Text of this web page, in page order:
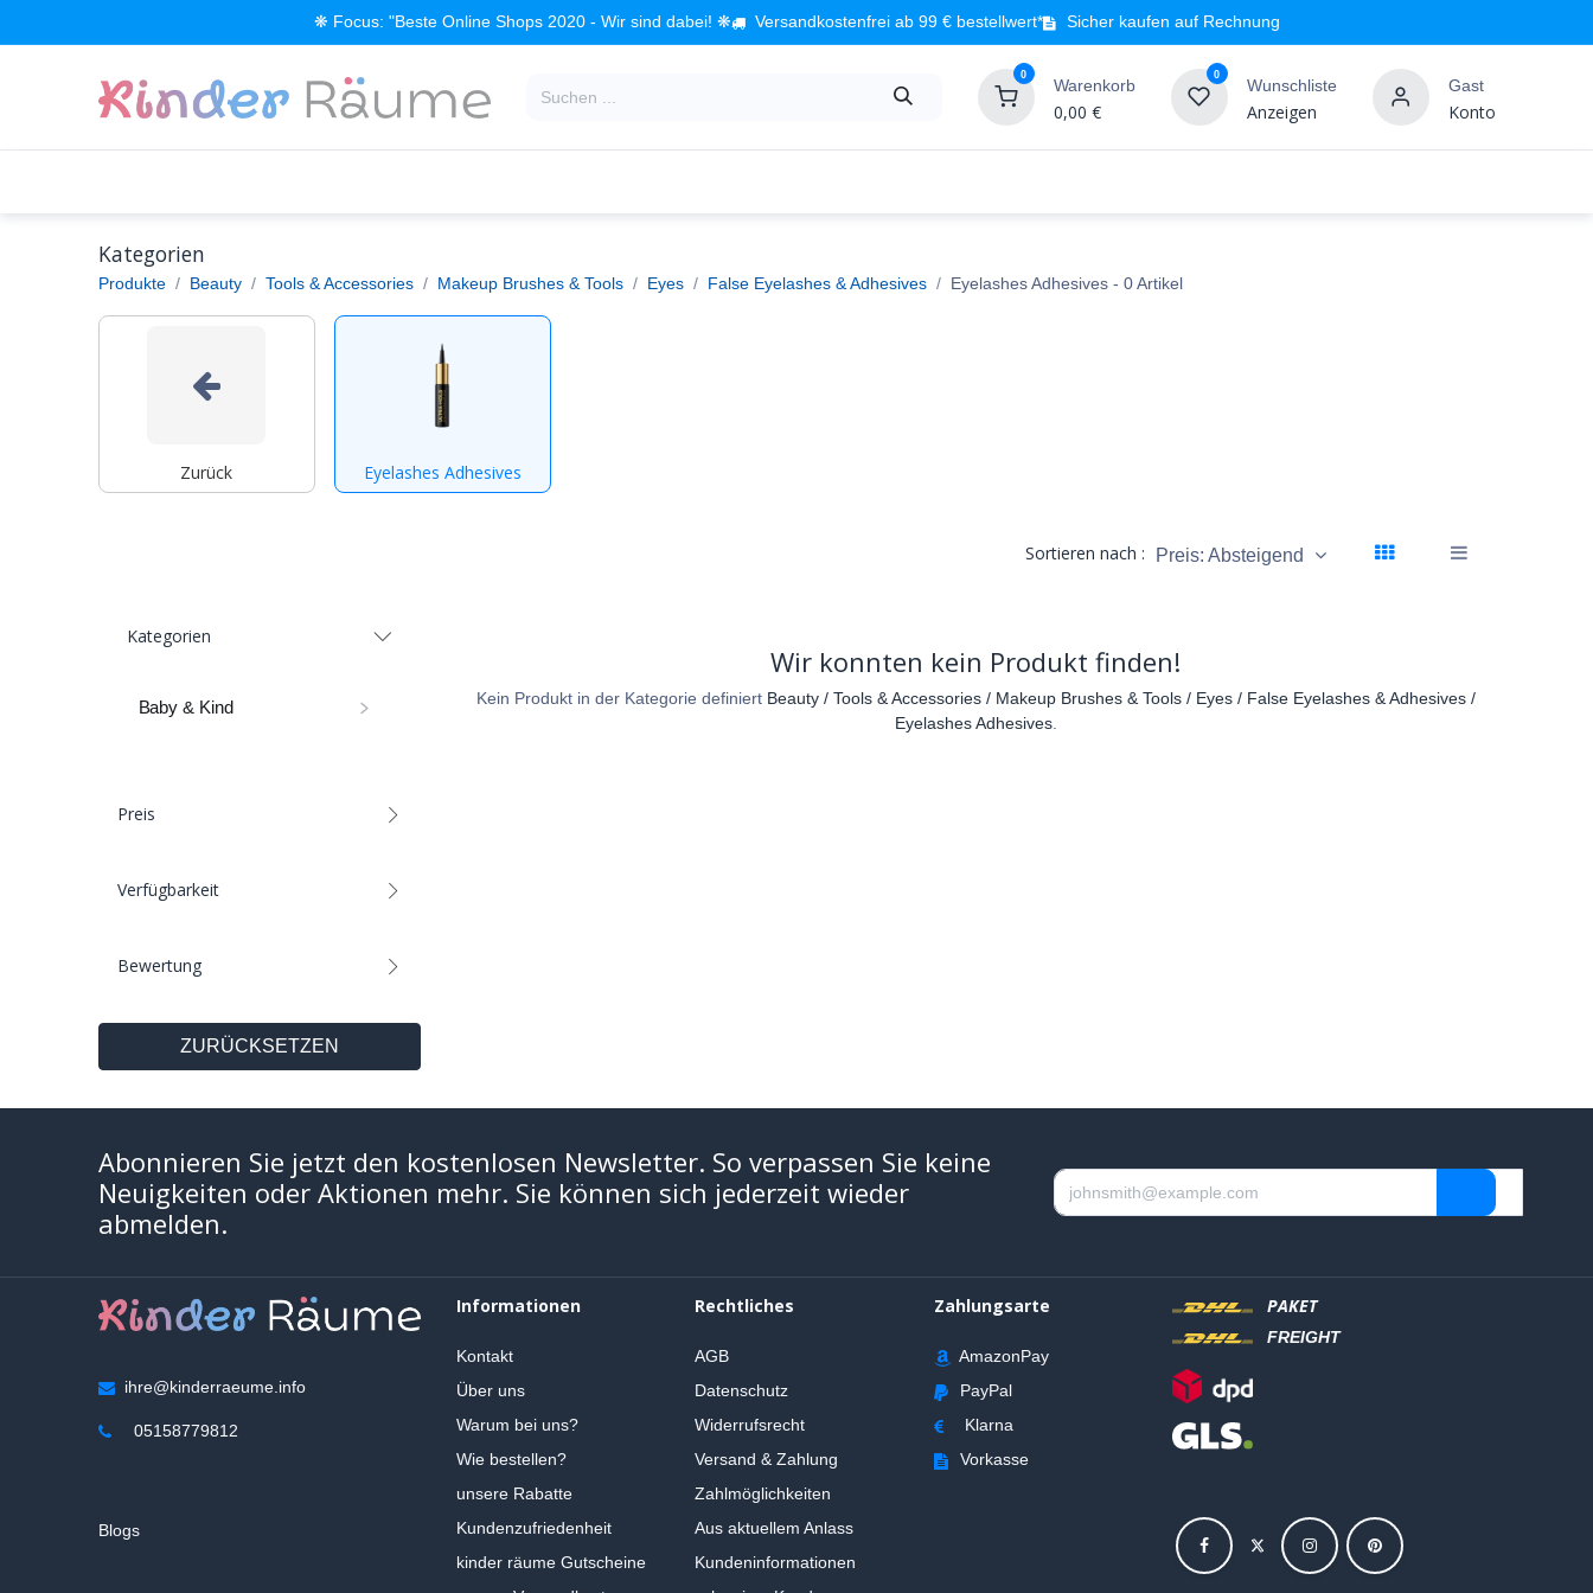
❋ Focus: "Beste Online Shops 2020 - Wir sind dabei! ❋ Versandkostenfrei ab 99 € bestellwert* Sicher kaufen auf Rechnung
0
Warenkorb
0,00 €
0
Wunschliste
Anzeigen
Gast
Konto
Kategorien
Produkte Beauty Tools & Accessories Makeup Brushes & Tools Eyes False Eyelashes & Adhesives Eyelashes Adhesives- 0 Artikel
Zurück Eyelashes Adhesives
Sortieren nach : Preis: Absteigend
Kategorien
Baby & Kind
Preis
Verfügbarkeit
Bewertung
ZURÜCKSETZEN
Wir konnten kein Produkt finden!
Kein Produkt in der Kategorie definiert Beauty / Tools & Accessories / Makeup Brushes & Tools / Eyes / False Eyelashes & Adhesives /
Eyelashes Adhesives.
Abonnieren Sie jetzt den kostenlosen Newsletter. So verpassen Sie keine
Neuigkeiten oder Aktionen mehr. Sie können sich jederzeit wieder
abmelden.
ihre@kinderraeume.info
05158779812
Blogs
Informationen
Kontakt
Über uns
Warum bei uns?
Wie bestellen?
unsere Rabatte
Kundenzufriedenheit
kinder räume Gutscheine
Rechtliches
AGB
Datenschutz
Widerrufsrecht
Versand & Zahlung
Zahlmöglichkeiten
Aus aktuellem Anlass
Kundeninformationen
Zahlungsarte
AmazonPay
PayPal
Klarna
Vorkasse
PAKET
FREIGHT